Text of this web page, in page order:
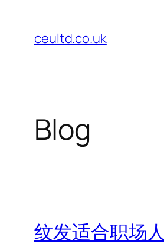
content
ceultd.co.uk
Blog
纹发适合职场